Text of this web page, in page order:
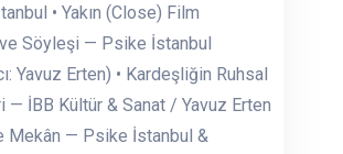
• Yakın (Close) Film
Söyleşi — Psike İstanbul
Yavuz Erten) • Kardeşliğin Ruhsal
— İBB Kültür & Sanat / Yavuz Erten
Mekân — Psike İstanbul &